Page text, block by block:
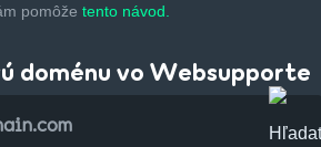
pomôže tento návod.
doménu vo Websupporte